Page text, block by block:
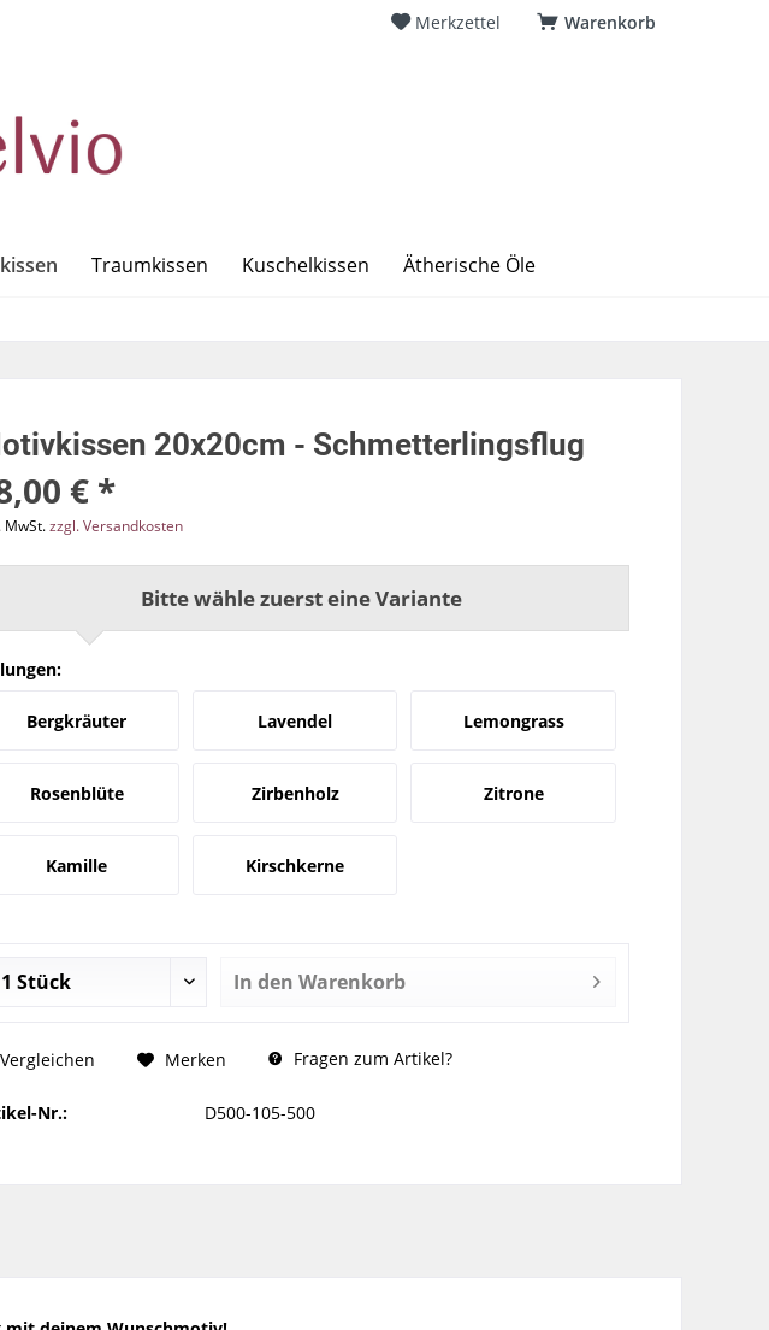
Warenkorb
Merkzettel
Traumkissen Kuschelkissen Ätherische Öle
20x20cm - Schmetterlingsflug
€ *
MwSt.zzgl. Versandkosten
Bitte wähle zuerst eine Variante
Bergkräuter Lavendel Lemongrass
Rosenblüte Zirbenholz Zitrone
Kamille Kirschkerne
In den Warenkorb
Vergleichen Merken Fragen zum Artikel?
Nr.: D500-105-500